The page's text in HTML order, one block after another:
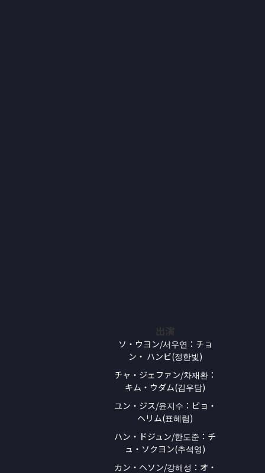
出演
ソ・ウヨン/서우연：チョ
ン・ ハンビ(정한빛)
チャ・ジェファン/차재환：
キム・ウダム(김우담)
ユン・ジス/윤지수：ピョ・
ヘリム(표혜림)
ハン・ドジュン/한도준：チ
ュ・ソクヨン(추석영)
カン・ヘソン/강해성：オ・